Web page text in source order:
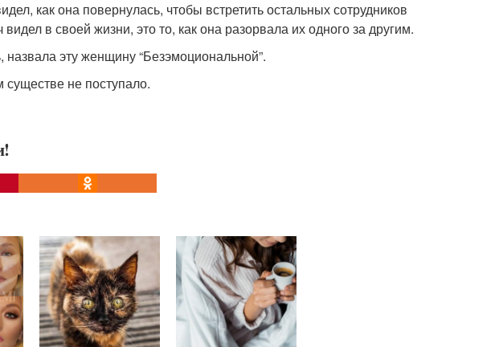
как она повернулась, чтобы встретить остальных сотрудников
в своей жизни, это то, как она разорвала их одного за другим.
эту женщину “Безэмоциональной”.
не поступало.